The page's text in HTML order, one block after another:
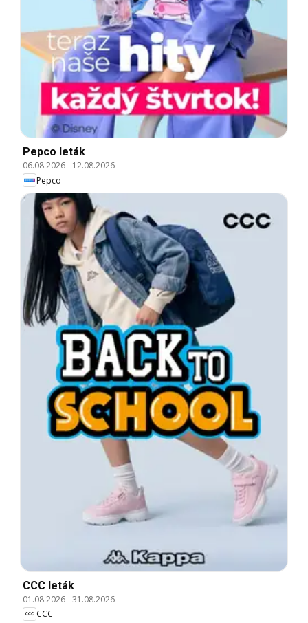
Pepco leták
06.08.2026- 12.08.2026
Pepco
CCC leták
01.08.2026-31.08.2026
CCC